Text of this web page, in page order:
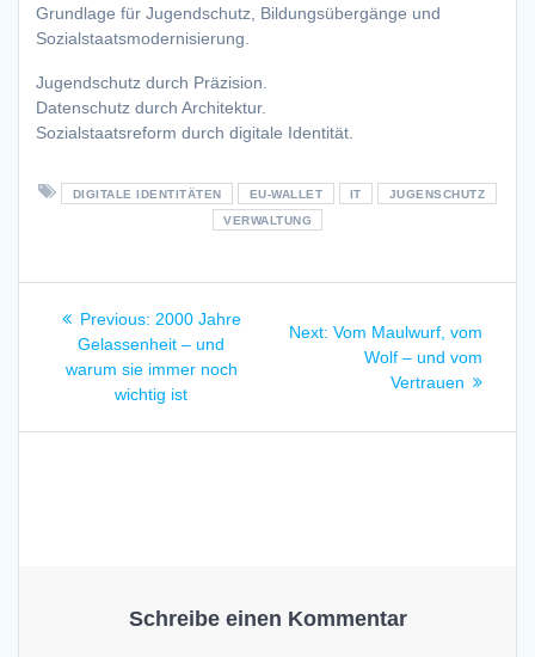
Grundlage für Jugendschutz, Bildungsübergänge und
Sozialstaatsmodernisierung.
Jugendschutz durch Präzision.
Datenschutz durch Architektur.
Sozialstaatsreform durch digitale Identität.
DIGITALE IDENTITÄTEN EU-WALLET IT
JUGENSCHUTZ
VERWALTUNG
Beitragsnavigation
Previous: Previous
post:
2000 Jahre
Gelassenheit – und
warum sie immer noch
wichtig ist
Next: Next
post:
Vom Maulwurf, vom
Wolf – und vom
Vertrauen
Schreibe einen Kommentar